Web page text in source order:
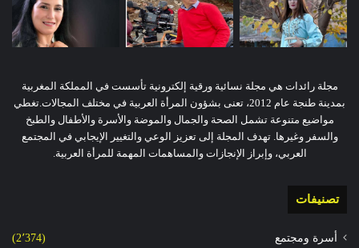
مجلة رائدات هي مجلة نسائية ورقية إلكترونية تأسست في المملكة المغربية
بمدينة طنجة عام 2012، تعنى بشؤون المرأة العربية في مختلف المجالات.تغطي
مواضيع متنوعة تشمل الصحة والجمال والموضة والأسرة والأطفال والطبخ
والسفر وغيرها. تهدف المجلة إلى تعزيز الوعي والتغيير الإيجابي في المجتمع
العربي، وإبراز الإنجازات والمساهمات المهمة للمرأة العربية.
تصنيفات
أسرة ومجتمع (2٬374)